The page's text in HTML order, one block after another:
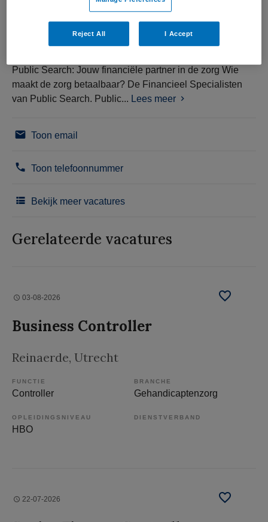
Public Search: Jouw financiële partner in de zorg Wie
maakt de zorg betaalbaar? De Financieel Specialisten
van Public Search. Public... Lees meer
Toon email
Toon telefoonnummer
Bekijk meer vacatures
Gerelateerde vacatures
03-08-2026
Business Controller
Reinaerde, Utrecht
FUNCTIE
Controller
BRANCHE
Gehandicaptenzorg
OPLEIDINGSNIVEAU
HBO
DIENSTVERBAND
22-07-2026
Reject All I Accept